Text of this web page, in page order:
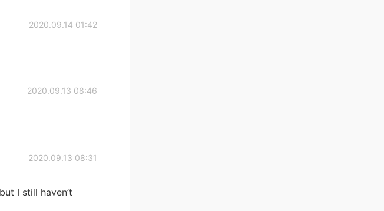
2020.09.14 01:42
2020.09.13 08:46
2020.09.13 08:31
I still haven’t